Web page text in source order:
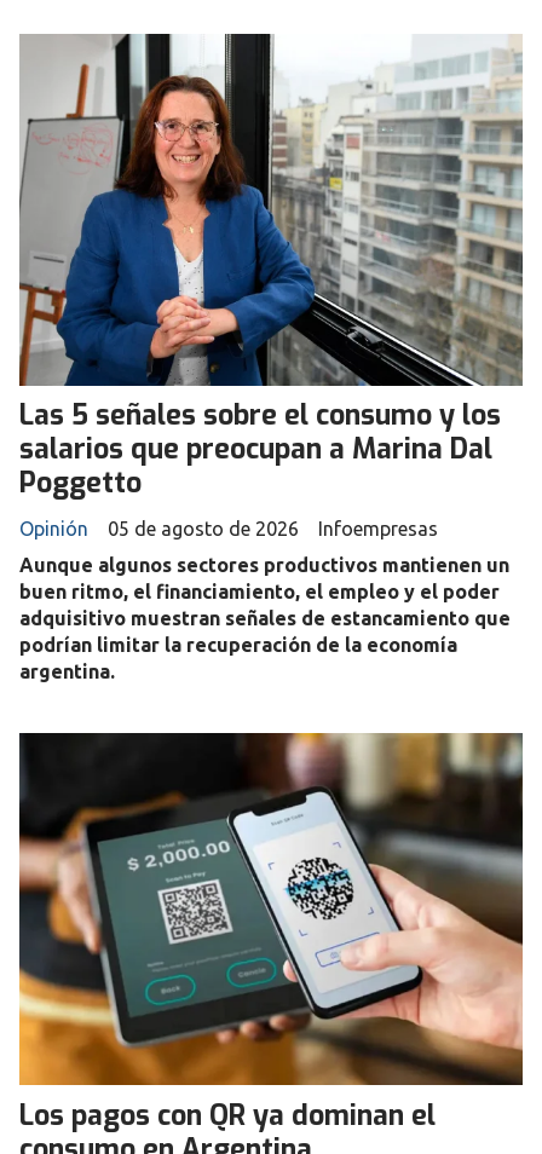
Las 5 señales sobre el consumo y los
salarios que preocupan a Marina Dal
Poggetto
Infoempresas
Opinión
05 de agosto de 2026
Aunque algunos sectores productivos mantienen un
buen ritmo, el financiamiento, el empleo y el poder
adquisitivo muestran señales de estancamiento que
podrían limitar la recuperación de la economía
argentina.
Los pagos con QR ya dominan el